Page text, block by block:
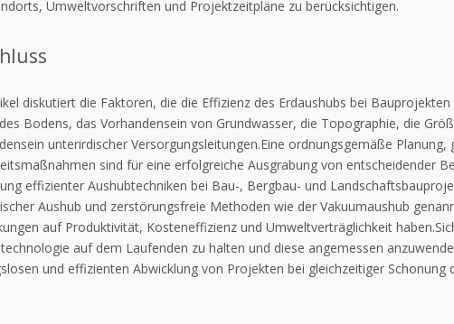
Umweltvorschriften und Projektzeitpläne zu berücksichtigen.
diskutiert die Faktoren, die die Effizienz des Erdaushubs bei
Bodens, das Vorhandensein von Grundwasser, die Topographie, die
unterirdischer Versorgungsleitungen.Eine ordnungsgemäße
sind für eine erfolgreiche Ausgrabung von entscheidender
effizienter Aushubtechniken bei Bau-, Bergbau- und
Aushub und zerstörungsfreie Methoden wie der Vakuumaushub
auf Produktivität, Kosteneffizienz und Umweltverträglichkeit
auf dem Laufenden zu halten und diese angemessen
und effizienten Abwicklung von Projekten bei gleichzeitiger Schonung